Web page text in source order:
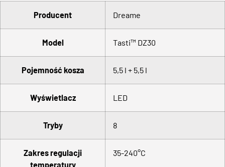
Producent Dreame
Model Tasti™ DZ30
Pojemność kosza 5,5 l + 5,5 l
Wyświetlacz LED
Tryby 8
Zakres regulacji
temperatury
35-240°C